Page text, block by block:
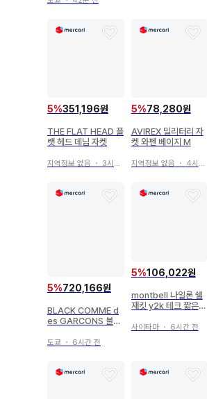
5%351,196원
THE FLAT HEAD 플
랫 헤드 데님 자켓
지역정보 없음 ・ 3시간 전
5%78,280원
AVIREX 밀리터리 자
켓 와펜 베이지 M
지역정보 없음 ・ 4시간 전
5%720,166원
BLACK COMME d
es GARCONS 블루
도쿄 ・ 6시간 전
5%106,022원
montbell 나일론 쉘
재킷 y2k 테크 짧은
사이타마・ 6시간 전